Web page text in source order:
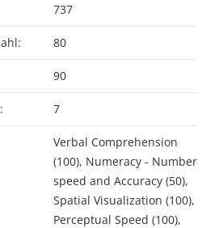
737
80
90
7
Verbal Comprehension
(100), Numeracy - Number
speed and Accuracy (50),
Spatial Visualization (100),
Perceptual Speed (100),